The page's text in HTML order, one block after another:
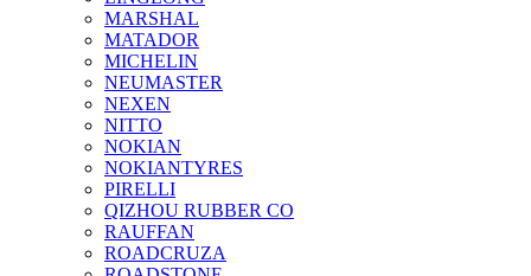
MARSHAL
MATADOR
MICHELIN
NEUMASTER
NEXEN
NITTO
NOKIAN
NOKIANTYRES
PIRELLI
QIZHOU RUBBER CO
RAUFFAN
ROADCRUZA